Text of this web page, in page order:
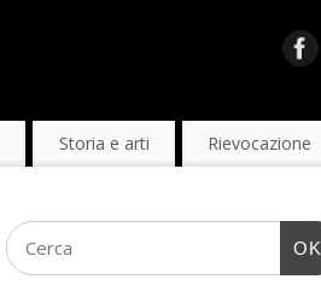
Storia e arti Rievocazione
OK